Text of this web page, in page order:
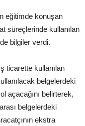
eğitimde konuşan
süreçlerinde kullanılan
bilgiler verdi.
ticarette kullanılan
belgelerdeki
açacağını belirterek,
belgelerdeki
ekstra